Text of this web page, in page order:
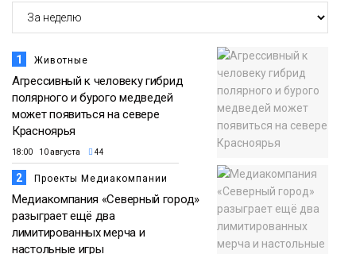
1 Животные
Агрессивный к человеку гибрид
полярного и бурого медведей
может появиться на севере
Красноярья
18:00 10 августа 44
2 Проекты Медиакомпании
Медиакомпания «Северный город»
разыграет ещё два
лимитированных мерча и
настольные игры